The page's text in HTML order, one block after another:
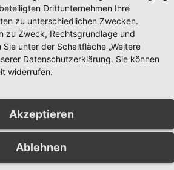
Einbruch in
Arnsberg-
AUG. 5, 2026
Drittunternehmen Ihre
zu unterschiedlichen Zwecken.
zu Zweck, Rechtsgrundlage und
unter der Schaltfläche „Weitere
Datenschutzerklärung. Sie können
widerrufen.
Akzeptieren
Ablehnen